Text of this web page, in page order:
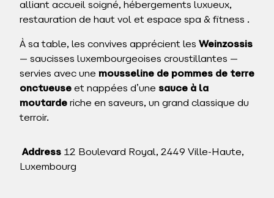
alliant accueil soigné, hébergements luxueux,
restauration de haut vol et espace spa & fitness .
À sa table, les convives apprécient les Weinzossis
— saucisses luxembourgeoises croustillantes —
servies avec une mousseline de pommes de terre
onctueuse et nappées d’une sauce à la
moutarde riche en saveurs, un grand classique du
terroir.
Address 12 Boulevard Royal, 2449 Ville-Haute,
Luxembourg